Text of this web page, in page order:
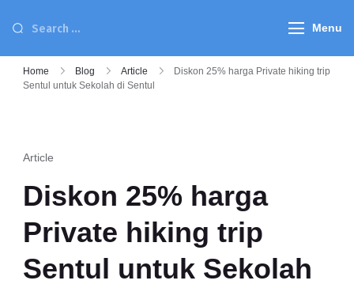
Menu
Home Blog Article
Diskon 25% harga Private hiking trip
Sentul untuk Sekolah di Sentul
Article
Diskon 25% harga
Private hiking trip
Sentul untuk Sekolah